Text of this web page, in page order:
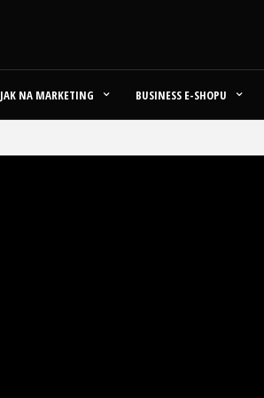
JAK NA MARKETING BUSINESS E-SHOPU